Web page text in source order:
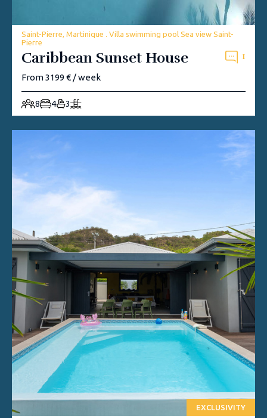
Saint-Pierre, Martinique . Villa swimming pool Sea view Saint-
Pierre
Caribbean Sunset House 1
From 3199 € / week
8 4 3
EXCLUSIVITY